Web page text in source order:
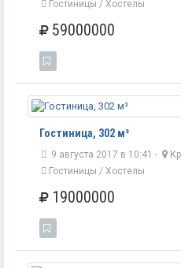
Гостиницы / Хостелы
59000000
Гостиница, 302 м²
9 августа 2017 в 10:41 -
Гостиницы / Хостелы
19000000